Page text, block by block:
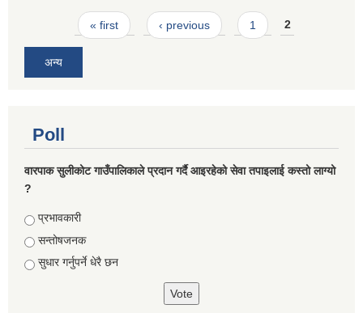
Pages« first ‹ previous 1 2
अन्य
Poll
वारपाक सुलीकोट गाउँपालिकाले प्रदान गर्दै आइरहेको सेवा तपाइलाई कस्तो लाग्यो
?
Choices
प्रभावकारी
सन्तोषजनक
सुधार गर्नुपर्ने धेरै छन